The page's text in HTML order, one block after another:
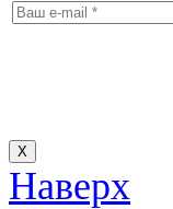
Х
Наверх